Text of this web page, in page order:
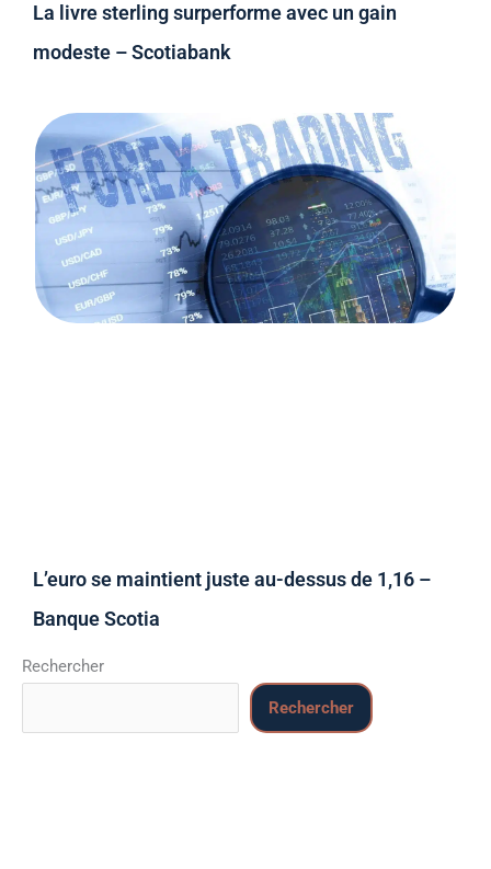
La livre sterling surperforme avec un gain
modeste – Scotiabank
L’euro se maintient juste au-dessus de 1,16 –
Banque Scotia
Rechercher
Rechercher